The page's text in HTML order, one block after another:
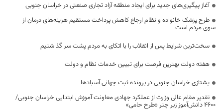
آغاز پیگیری‌های جدید برای ایجاد منطقه آزاد تجاری صنعتی در خراسان جنوبی
طرح پزشک خانواده و نظام ارجاع کاهش پرداخت مستقیم هزینه‌های درمان از
سوی مردم است
سخت‌ترین شرایط پس از انقلاب را با اتکای به مردم پشت سر گذاشتیم
هفته دولت بهترین فرصت برای تبیین خدمات نظام و دولت
یشتازی خراسان جنوبی در پرونده ثبت جهانی آسبادها
تقدیر مقام عالی وزارت از عملکرد جهادی معاونت آموزش ابتدایی خراسان جنوبی/
۴۶۰۰ دانش‌آموز زیر چتر «طرح حامی»